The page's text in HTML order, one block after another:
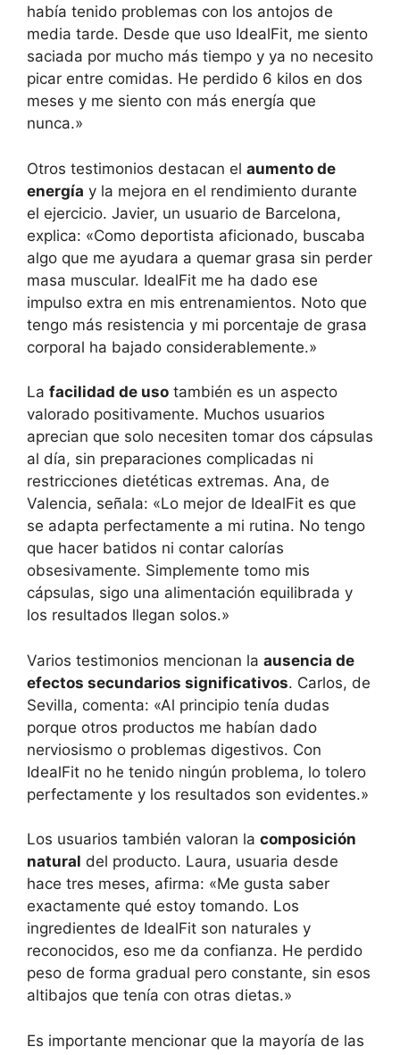
había tenido problemas con los antojos de
media tarde. Desde que uso IdealFit, me siento
saciada por mucho más tiempo y ya no necesito
picar entre comidas. He perdido 6 kilos en dos
meses y me siento con más energía que
nunca.»
Otros testimonios destacan el aumento de
energía y la mejora en el rendimiento durante
el ejercicio. Javier, un usuario de Barcelona,
explica: «Como deportista aficionado, buscaba
algo que me ayudara a quemar grasa sin perder
masa muscular. IdealFit me ha dado ese
impulso extra en mis entrenamientos. Noto que
tengo más resistencia y mi porcentaje de grasa
corporal ha bajado considerablemente.»
La facilidad de uso también es un aspecto
valorado positivamente. Muchos usuarios
aprecian que solo necesiten tomar dos cápsulas
al día, sin preparaciones complicadas ni
restricciones dietéticas extremas. Ana, de
Valencia, señala: «Lo mejor de IdealFit es que
se adapta perfectamente a mi rutina. No tengo
que hacer batidos ni contar calorías
obsesivamente. Simplemente tomo mis
cápsulas, sigo una alimentación equilibrada y
los resultados llegan solos.»
Varios testimonios mencionan la ausencia de
efectos secundarios significativos. Carlos, de
Sevilla, comenta: «Al principio tenía dudas
porque otros productos me habían dado
nerviosismo o problemas digestivos. Con
IdealFit no he tenido ningún problema, lo tolero
perfectamente y los resultados son evidentes.»
Los usuarios también valoran la composición
natural del producto. Laura, usuaria desde
hace tres meses, afirma: «Me gusta saber
exactamente qué estoy tomando. Los
ingredientes de IdealFit son naturales y
reconocidos, eso me da confianza. He perdido
peso de forma gradual pero constante, sin esos
altibajos que tenía con otras dietas.»
Es importante mencionar que la mayoría de las
78,00
precio
precio